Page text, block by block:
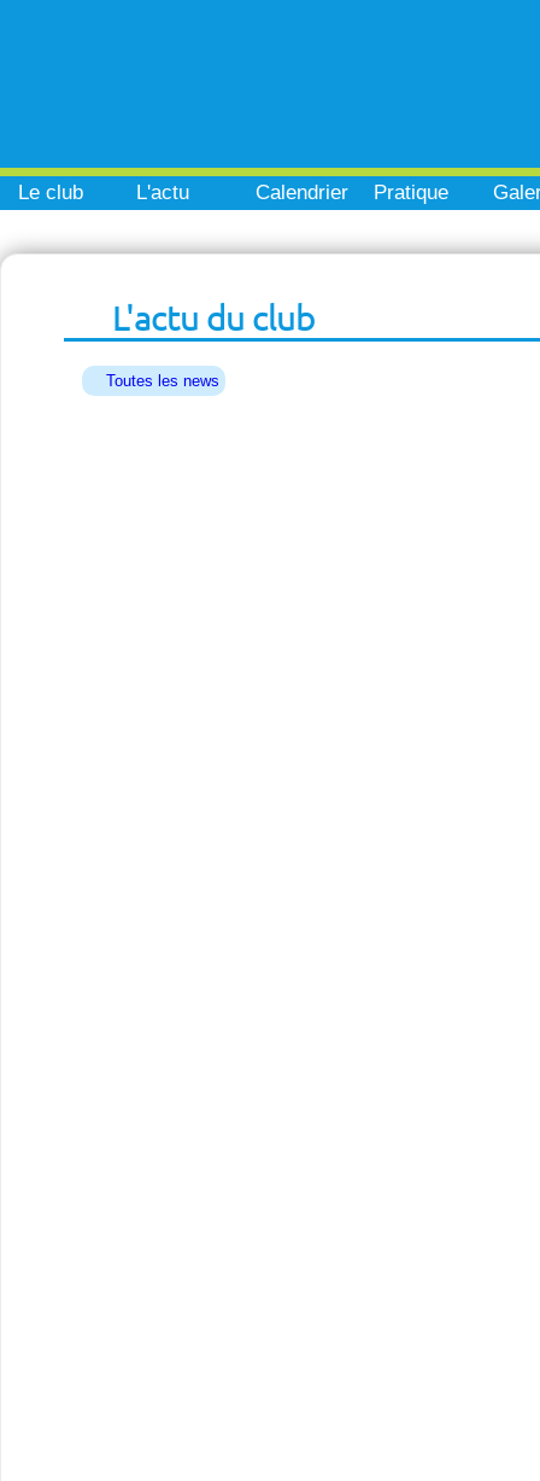
Le club L'actu Calendrier Pratique
L'actu du club
Toutes les news